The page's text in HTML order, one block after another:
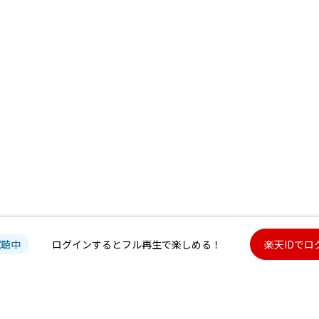
中 ログインするとフル再生で楽しめる！ 楽天IDでロ